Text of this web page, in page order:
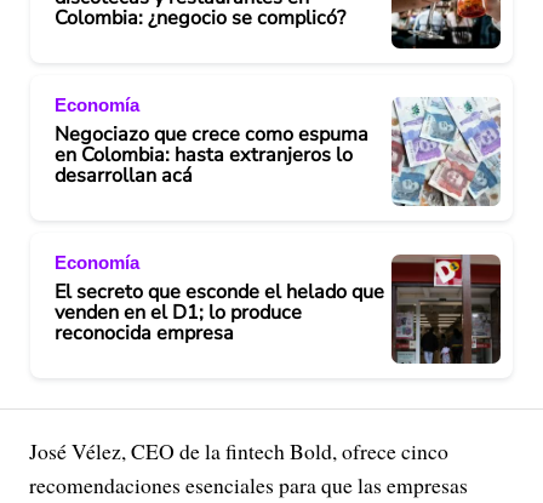
Colombia: ¿negocio se complicó?
Economía
Negociazo que crece como espuma
en Colombia: hasta extranjeros lo
desarrollan acá
Economía
El secreto que esconde el helado que
venden en el D1; lo produce
reconocida empresa
José Vélez, CEO de la fintech Bold, ofrece cinco
recomendaciones esenciales para que las empresas